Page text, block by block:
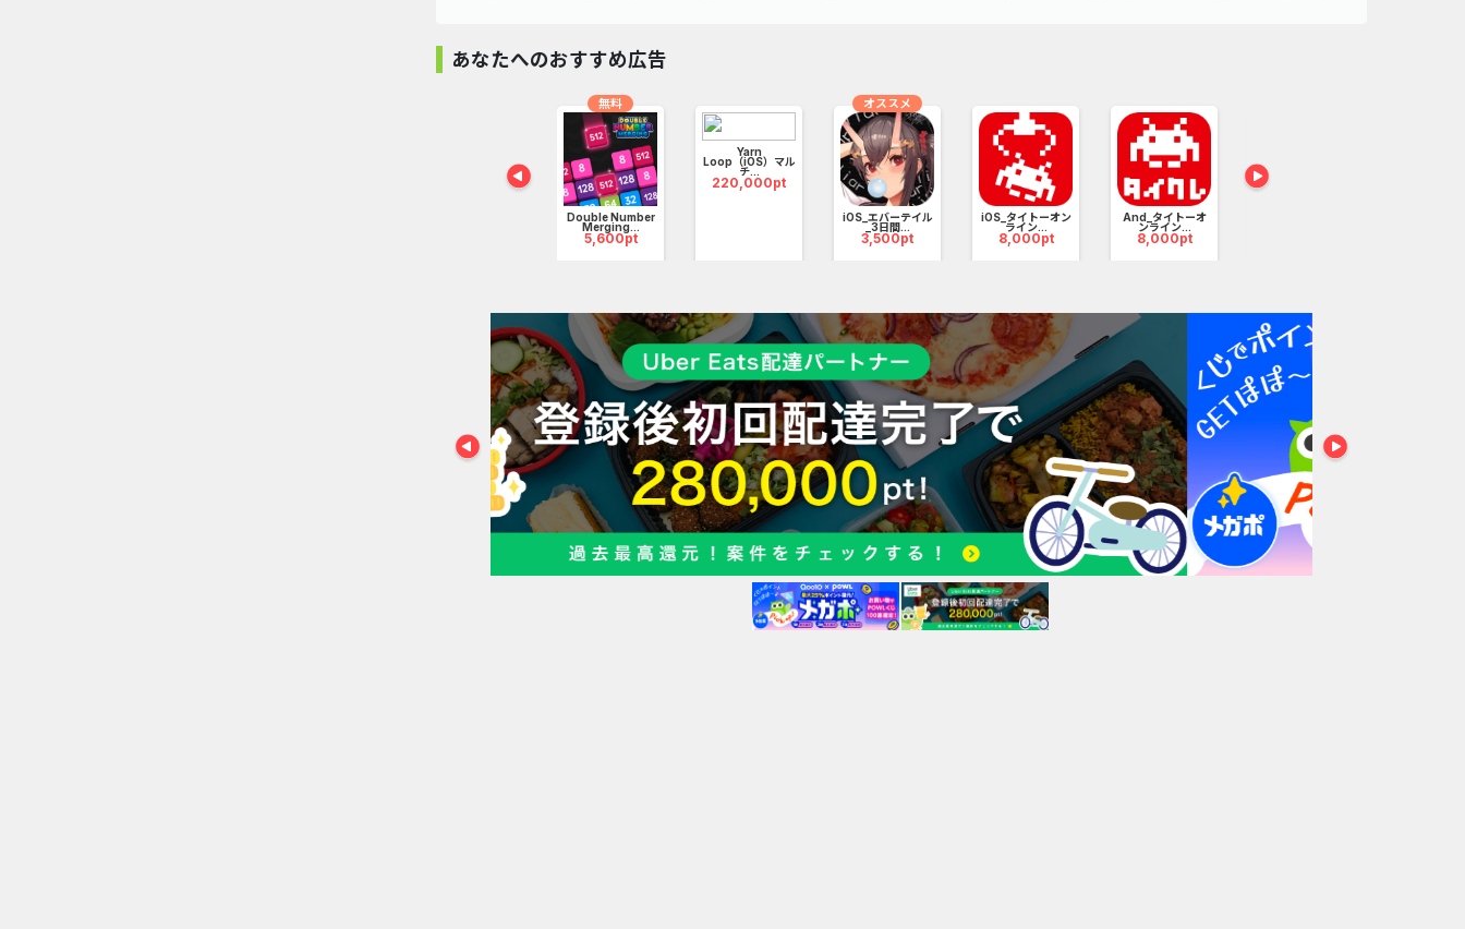
アプリ！ ・ソリティアが好きな人も楽しめる！ ・完全無料で遊べる！ ・初心者も上級者もソリティアが楽しめる！ ・初心者から
上級者まで楽しめる ・ルールはシンプルで誰でも簡単 【こんな方におすすめ！】 ・ソリティアが好きな方 ・カードゲーム好きな
方 ・ゲームを楽しみたい方 ・無料のクロンダイクソリティアを探されている方 ・そりてぃあを最近始められた初心者の方 ・そル
ードゲームが好きな方
あなたへのおすすめ広告
Double Number
Merging...
5,600pt
無料
Yarn
Loop（iOS）マル
チ...
220,000pt
iOS_エバーテイル
_3日間...
3,500pt
オススメ
iOS_タイトーオン
ライン...
8,000pt
And_タイトーオ
ンライン...
8,000pt